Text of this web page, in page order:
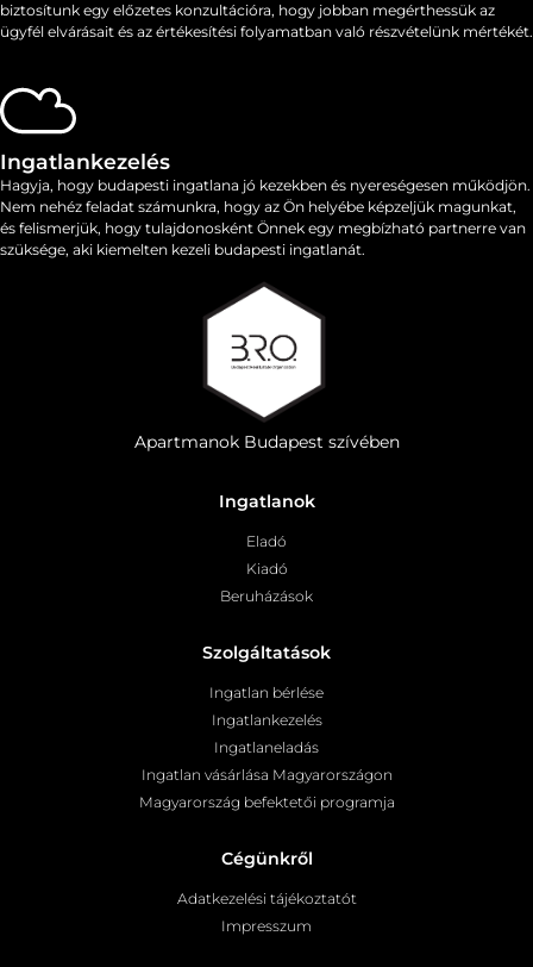
biztosítunk egy előzetes konzultációra, hogy jobban megérthessük az
ügyfél elvárásait és az értékesítési folyamatban való részvételünk mértékét.
Ingatlankezelés
Hagyja, hogy budapesti ingatlana jó kezekben és nyereségesen működjön.
Nem nehéz feladat számunkra, hogy az Ön helyébe képzeljük magunkat,
és felismerjük, hogy tulajdonosként Önnek egy megbízható partnerre van
szüksége, aki kiemelten kezeli budapesti ingatlanát.
Apartmanok Budapest szívében
Ingatlanok
Eladó
Kiadó
Beruházások
Szolgáltatások
Ingatlan bérlése
Ingatlankezelés
Ingatlaneladás
Ingatlan vásárlása Magyarországon
Magyarország befektetői programja
Cégünkről
Adatkezelési tájékoztatót
Impresszum